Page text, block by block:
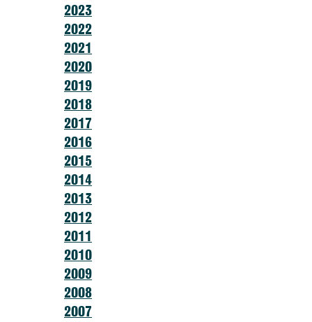
2023
2022
2021
2020
2019
2018
2017
2016
2015
2014
2013
2012
2011
2010
2009
2008
2007